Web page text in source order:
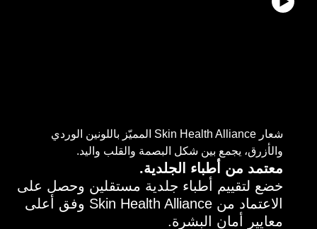
شعار Skin Health Alliance المميّز باللونين الوردي
والأزرق، يجمع بين شكل البصمة والقلب واليد.
معتمد من أطباء الجلدية.
خضع لتقييم أطباء جلدية مستقلين وحصل على
الاعتماد من Skin Health Alliance وفق أعلى
معايير أمان البشرة.